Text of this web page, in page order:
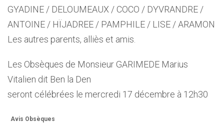
GYADINE / DELOUMEAUX / COCO / DYVRANDRE /
ANTOINE / HÏJADREE / PAMPHILE / LISE / ARAMON
Les autres parents, alliès et amis.
Les Obsèques de Monsieur GARIMEDE Marius
Vitalien dit Ben la Den
seront célébrées le mercredi 17 décembre à 12h30
Avis Obsèques